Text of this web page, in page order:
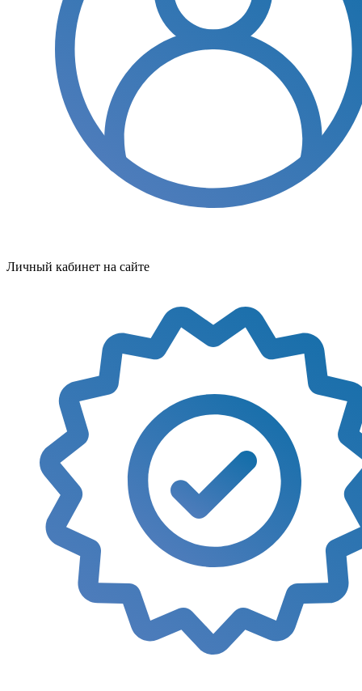
Личный кабинет на сайте